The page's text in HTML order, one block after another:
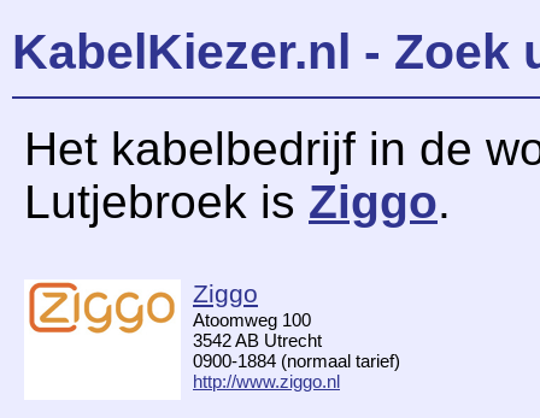
KabelKiezer.nl - Zoek
Het kabelbedrijf in de
Lutjebroek is Ziggo.
Ziggo
Atoomweg 100
3542 AB Utrecht
0900-1884 (normaal tarief)
http://www.ziggo.nl